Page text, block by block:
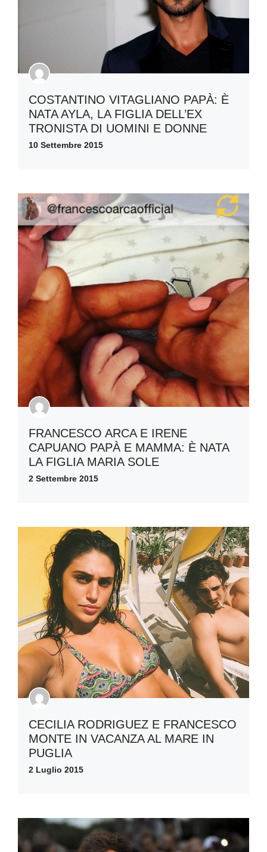
COSTANTINO VITAGLIANO PAPÀ: È
NATA AYLA, LA FIGLIA DELL’EX
TRONISTA DI UOMINI E DONNE
10 Settembre 2015
FRANCESCO ARCA E IRENE
CAPUANO PAPÀ E MAMMA: È NATA
LA FIGLIA MARIA SOLE
2 Settembre 2015
CECILIA RODRIGUEZ E FRANCESCO
MONTE IN VACANZA AL MARE IN
PUGLIA
2 Luglio 2015